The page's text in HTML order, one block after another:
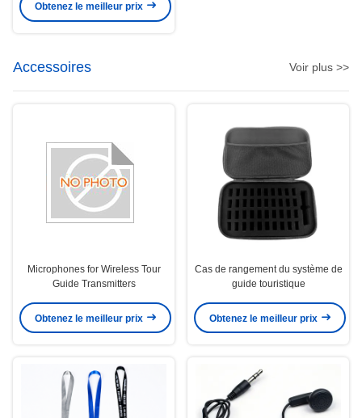
Obtenez le meilleur prix
Accessoires Voir plus >>
Microphones for Wireless Tour
Guide Transmitters
Obtenez le meilleur prix
Cas de rangement du système de
guide touristique
Obtenez le meilleur prix